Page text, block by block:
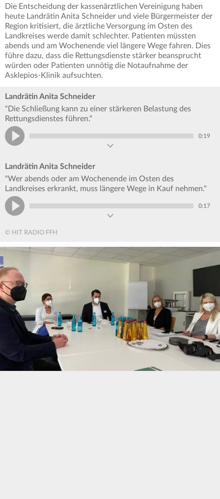
Die Entscheidung der kassenärztlichen Vereinigung haben
heute Landrätin Anita Schneider und viele Bürgermeister der
Region kritisiert, die ärztliche Versorgung im Osten des
Landkreises werde damit schlechter. Patienten müssten
abends und am Wochenende viel längere Wege fahren. Dies
führe dazu, dass die Rettungsdienste stärker beansprucht
würden oder Patienten unnötig die Notaufnahme der
Asklepios-Klinik aufsuchten.
Landrätin Anita Schneider
"Die Schließung kann zu einer stärkeren Belastung des
Rettungsdienstes führen."
0:19
Landrätin Anita Schneider
"Wer abends oder am Wochenende im Osten des
Landkreises erkrankt, muss längere Wege in Kauf nehmen."
0:17
© HIT RADIO FFH